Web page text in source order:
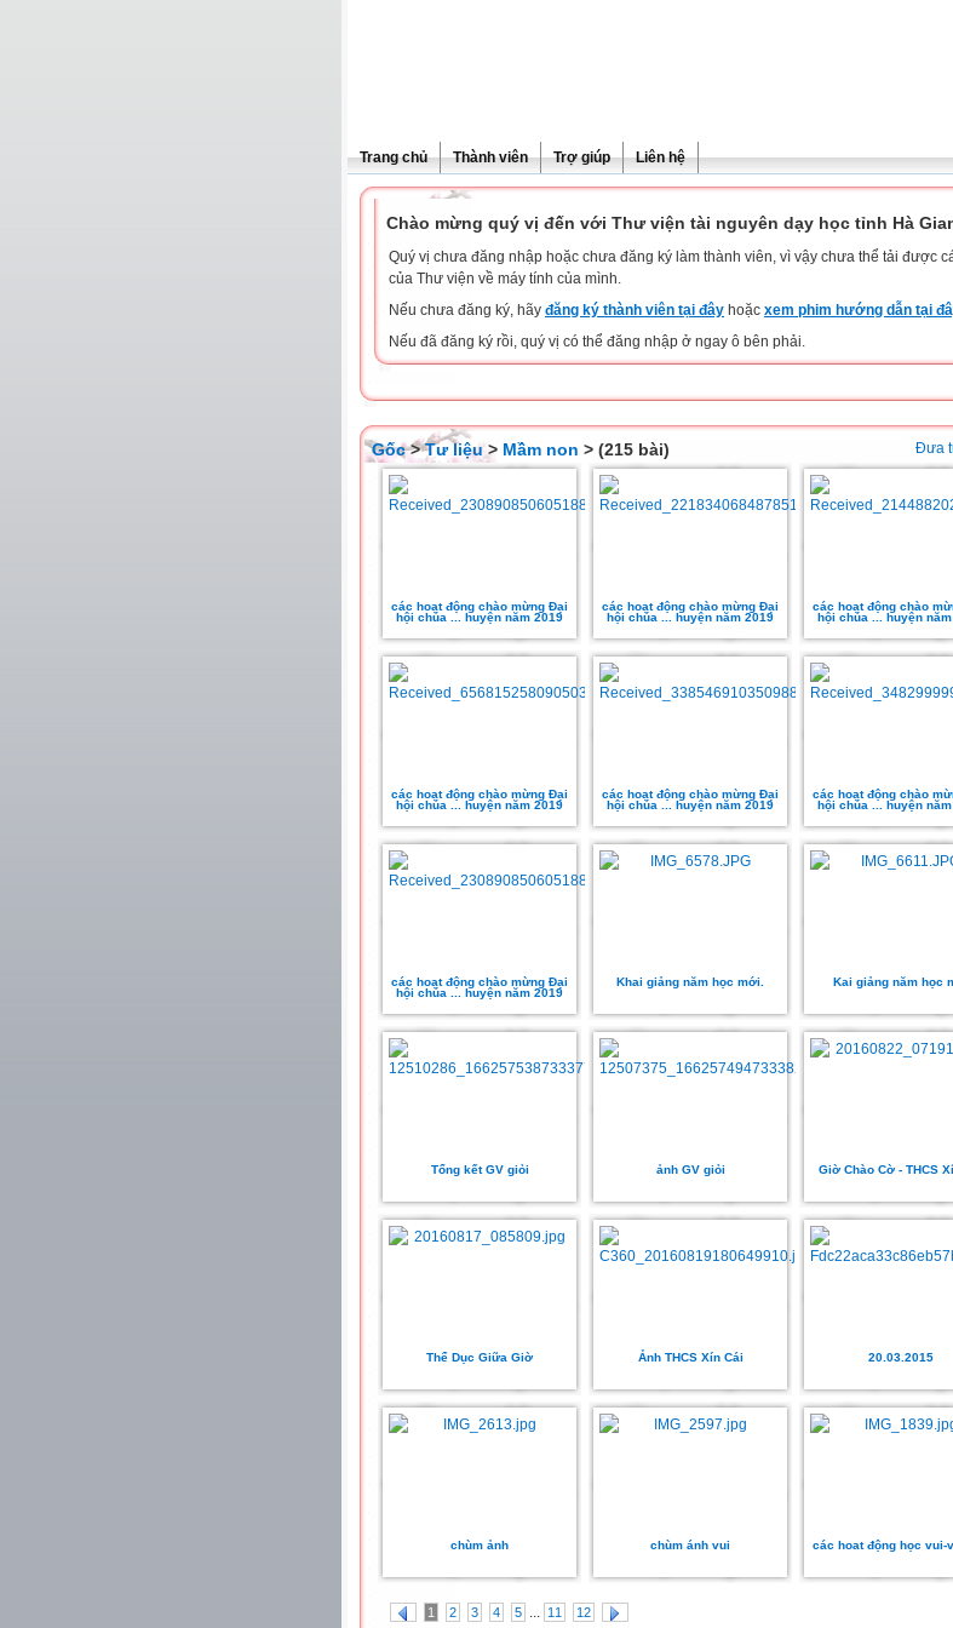
Trang chủ Thành viên Trợ giúp Liên hệ
Chào mừng quý vị đến với Thư viện tài nguyên dạy học tỉnh Hà
Quý vị chưa đăng nhập hoặc chưa đăng ký làm thành viên, vì vậy chưa thể tải được
của Thư viện về máy tính của mình.
Nếu chưa đăng ký, hãy đăng ký thành viên tại đây hoặc xem phim hướng dẫn tại
Nếu đã đăng ký rồi, quý vị có thể đăng nhập ở ngay ô bên phải.
Đưa
Gốc>Tư liệu> Mầm non > (215 bài)
các hoạt động chào mừng Đại
hội chúa ... huyện năm 2019
các hoạt động chào mừng Đại
hội chúa ... huyện năm 2019
các hoạt động chào
hội chúa ... huyện
các hoạt động chào mừng Đại
hội chúa ... huyện năm 2019
các hoạt động chào mừng Đại
hội chúa ... huyện năm 2019
các hoạt động chào
hội chúa ... huyện
các hoạt động chào mừng Đại
hội chúa ... huyện năm 2019
Khai giảng năm học mới. Kai giảng năm học
Tổng kết GV giỏi ảnh GV giỏi Giờ Chào Cờ - THCS
Thể Dục Giữa Giờ Ảnh THCS Xín Cái 20.03.2015
chùm ảnh chùm ánh vui các hoat động học vui-
1 2 3 4 5 ... 11 12